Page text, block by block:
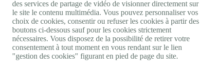
Nous suivre
Youtube
Linkedin
Facebook
Twitter
des services de partage de vidéo de visionner directement sur
le site le contenu multimédia. Vous pouvez personnaliser vos
choix de cookies, consentir ou refuser les cookies à partir des
boutons ci-dessous sauf pour les cookies strictement
nécessaires. Vous disposez de la possibilité de retirer votre
consentement à tout moment en vous rendant sur le lien
"gestion des cookies" figurant en pied de page du site.